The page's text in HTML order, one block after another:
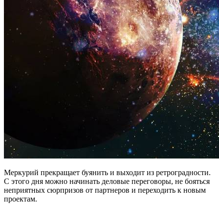
Меркурий прекращает буянить и выходит из ретроградности.
С этого дня можно начинать деловые переговоры, не бояться
неприятных сюрпризов от партнеров и переходить к новым
проектам.